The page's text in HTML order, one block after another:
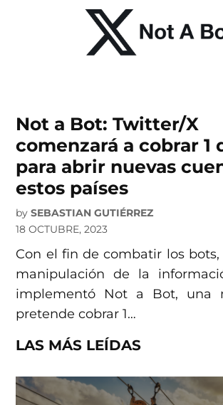
Not a Bot: Twitter/X
comenzará a cobrar 1
para abrir nuevas
estos países
by SEBASTIAN GUTIÉRREZ
18 OCTUBRE, 2023
Con el fin de combatir los
manipulación de la
implementó Not a Bot, una
pretende cobrar 1…
LAS MÁS LEÍDAS